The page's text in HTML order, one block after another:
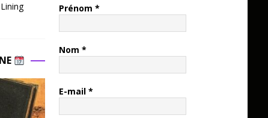
Prénom *
Nom *
E-mail *